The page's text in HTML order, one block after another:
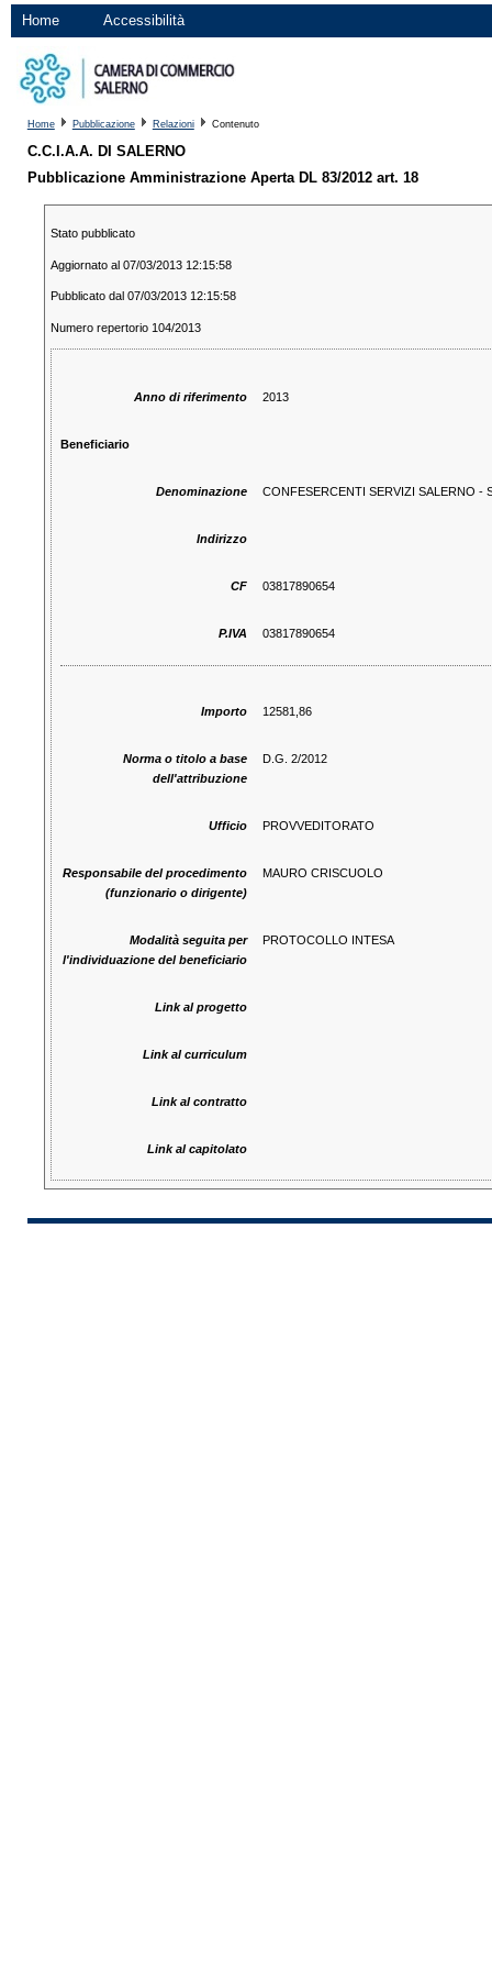
Home Accessibilità
Home Pubblicazione Relazioni Contenuto
C.C.I.A.A. DI SALERNO
Pubblicazione Amministrazione Aperta DL 83/2012 art. 18
Stato pubblicato
Aggiornato al 07/03/2013 12:15:58
Pubblicato dal 07/03/2013 12:15:58
Numero repertorio 104/2013
Anno di riferimento 2013
Beneficiario
Denominazione CONFESERCENTI SERVIZI SALERNO -
Indirizzo
CF 03817890654
P.IVA 03817890654
Importo 12581,86
Norma o titolo a base
dell'attribuzione
D.G. 2/2012
Ufficio PROVVEDITORATO
Responsabile del procedimento
(funzionario o dirigente)
MAURO CRISCUOLO
Modalità seguita per
l'individuazione del beneficiario
PROTOCOLLO INTESA
Link al progetto
Link al curriculum
Link al contratto
Link al capitolato